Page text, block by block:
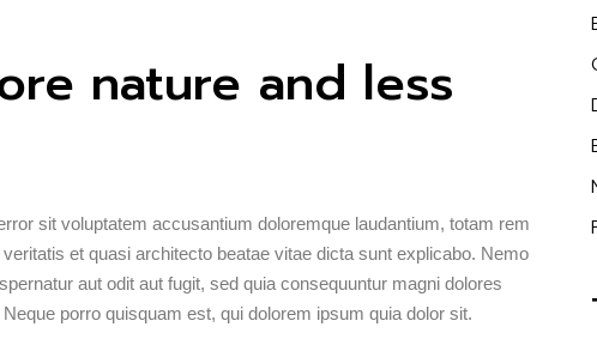
nature and less
sit voluptatem accusantium doloremque laudantium, totam rem
et quasi architecto beatae vitae dicta sunt explicabo. Nemo
aut odit aut fugit, sed quia consequuntur magni dolores
porro quisquam est, qui dolorem ipsum quia dolor sit.